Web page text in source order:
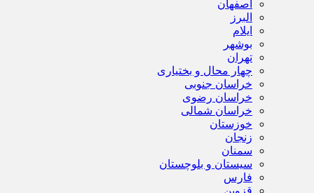
اصفهان
البرز
ایلام
بوشهر
تهران
چهار محال و بختیاری
خراسان جنوبی
خراسان رضوی
خراسان شمالی
خوزستان
زنجان
سمنان
سیستان و بلوچستان
فارس